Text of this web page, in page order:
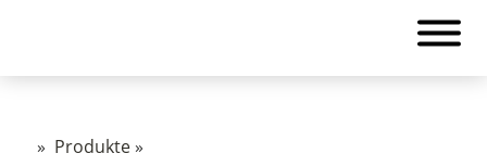
» Produkte»